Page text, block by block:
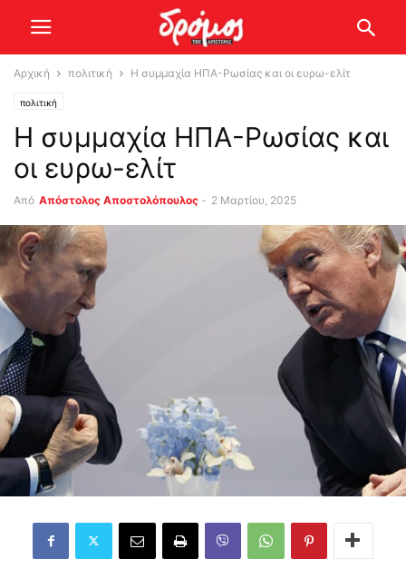
Αρχική πολιτική Η συμμαχία ΗΠΑ-Ρωσίας και οι ευρω-ελίτ
πολιτική
Η συμμαχία ΗΠΑ-Ρωσίας και
οι ευρω-ελίτ
Από Απόστολος Αποστολόπουλος - 2 Μαρτίου, 2025